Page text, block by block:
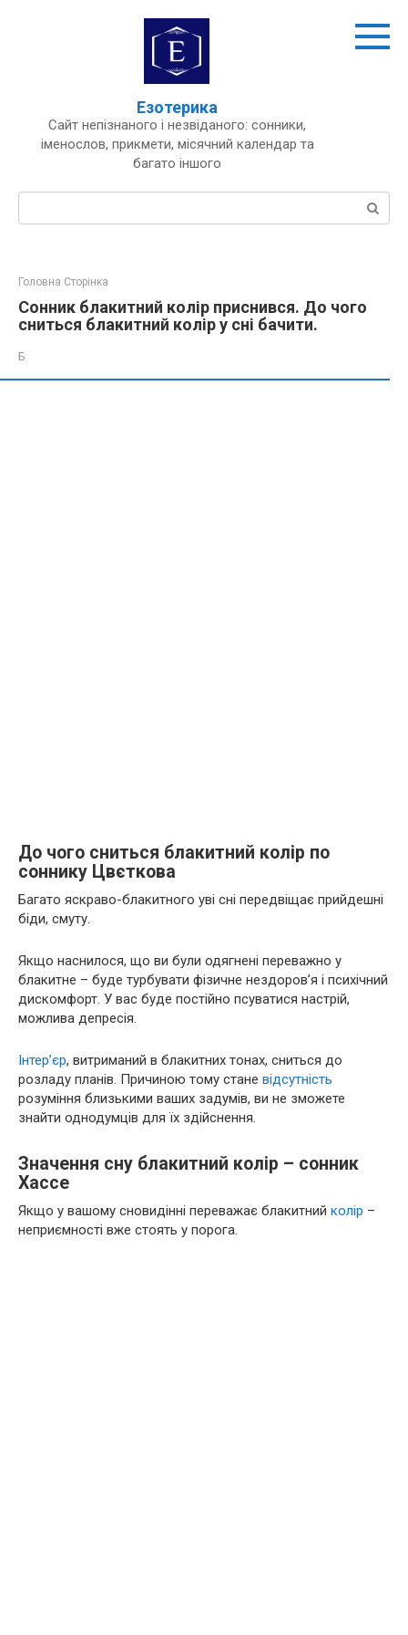
Езотерика
Сайт непізнаного і незвіданого: сонники,
іменослов, прикмети, місячний календар та
багато іншого
Пошук:
Головна Сторінка
Сонник блакитний колір приснився. До чого
сниться блакитний колір у сні бачити.
Б
До чого сниться блакитний колір по
соннику Цвєткова
Багато яскраво-блакитного уві сні передвіщає прийдешні
біди, смуту.
Якщо наснилося, що ви були одягнені переважно у
блакитне – буде турбувати фізичне нездоров’я і психічний
дискомфорт. У вас буде постійно псуватися настрій,
можлива депресія.
Інтер’єр, витриманий в блакитних тонах, сниться до
розладу планів. Причиною тому стане відсутність
розуміння близькими ваших задумів, ви не зможете
знайти однодумців для їх здійснення.
Значення сну блакитний колір – сонник
Хассе
Якщо у вашому сновидінні переважає блакитний колір –
неприємності вже стоять у порога.